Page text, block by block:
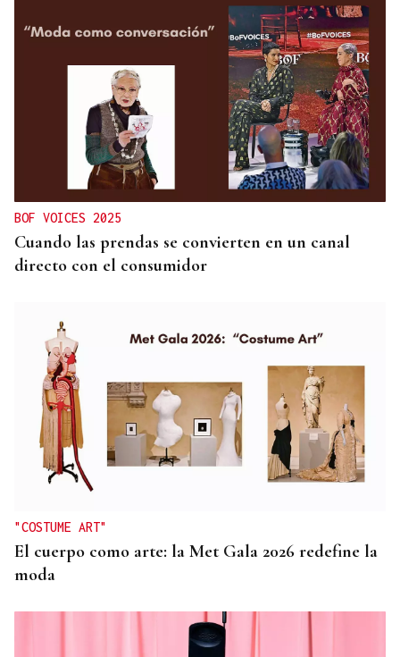
BOF VOICES 2025
Cuando las prendas se convierten en un canal
directo con el consumidor
"COSTUME ART"
El cuerpo como arte: la Met Gala 2026 redefine la
moda